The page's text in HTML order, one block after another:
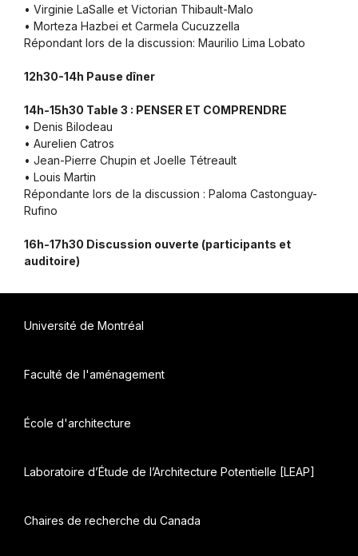
• Virginie LaSalle et Victorian Thibault-Malo
• Morteza Hazbei et Carmela Cucuzzella
Répondant lors de la discussion: Maurilio Lima Lobato
12h30-14h Pause dîner
14h-15h30 Table 3 : PENSER ET COMPRENDRE
• Denis Bilodeau
• Aurelien Catros
• Jean-Pierre Chupin et Joelle Tétreault
• Louis Martin
Répondante lors de la discussion : Paloma Castonguay-
Rufino
16h-17h30 Discussion ouverte (participants et
auditoire)
Université de Montréal
Faculté de l'aménagement
École d'architecture
Laboratoire d’Étude de l’Architecture Potentielle [LEAP]
Chaires de recherche du Canada